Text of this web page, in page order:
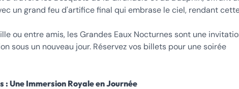
un grand feu d'artifice final qui embrase le ciel, rendant
ou entre amis, les Grandes Eaux Nocturnes sont une
sous un nouveau jour. Réservez vos billets pour une soirée
: Une Immersion Royale en Journée